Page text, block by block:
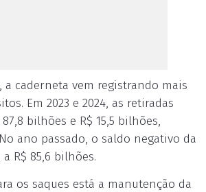
a caderneta vem registrando mais
Em 2023 e 2024, as retiradas
bilhões e R$ 15,5 bilhões,
ano passado, o saldo negativo da
R$ 85,6 bilhões.
os saques está a manutenção da